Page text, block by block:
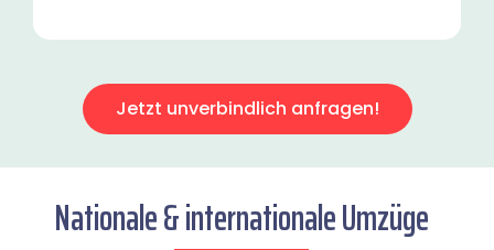
Jetzt unverbindlich anfragen!
Nationale & internationale Umzüge